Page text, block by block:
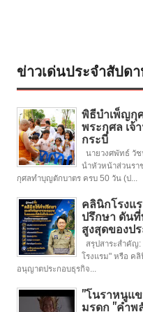
ข่าวเด่นประจำสัปด
พิธีบำเพ็ญกุ
พระกุศล เจ้
กระบี่
นายวงศพัทธ์ วั
นำหัวหน้าส่วนรา
กุศลทำบุญตักบาตร ครบ 50 วัน (ป...
คลินิกโรงแ
ปรึกษา ดัน
สูงสุดของป
สรุปสาระสำคัญ:
โรงแรม" หรือ ค
อนุญาตประกอบธุรกิจ...
"โนราหนูแ
มรดก "คำพ